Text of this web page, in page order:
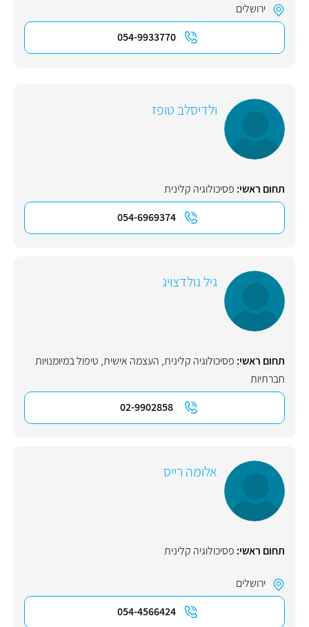
ירושלים
054-9933770
ולדיסלב טופז
תחום ראשי: פסיכולוגיה קלינית
054-6969374
גיל גולדצויג
תחום ראשי: פסיכולוגיה קלינית, העצמה אישית, טיפול במיומנויות
חברתיות
02-9902858
אלומה רייס
תחום ראשי: פסיכולוגיה קלינית
ירושלים
054-4566424